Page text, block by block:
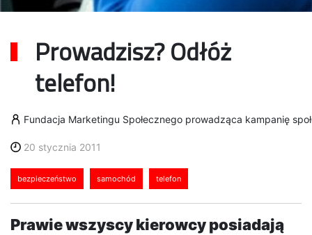
Prowadzisz? Odłóż
telefon!
Fundacja Marketingu Społecznego prowadząca kampanię
20 stycznia 2011
bezpieczeństwo samochód telefon
Prawie wszyscy kierowcy posiadają